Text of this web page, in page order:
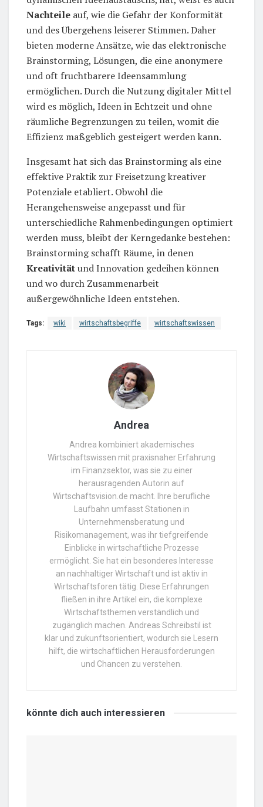
Nachteile auf, wie die Gefahr der Konformität
und des Übergehens leiserer Stimmen. Daher
bieten moderne Ansätze, wie das elektronische
Brainstorming, Lösungen, die eine anonymere
und oft fruchtbarere Ideensammlung
ermöglichen. Durch die Nutzung digitaler Mittel
wird es möglich, Ideen in Echtzeit und ohne
räumliche Begrenzungen zu teilen, womit die
Effizienz maßgeblich gesteigert werden kann.
Insgesamt hat sich das Brainstorming als eine
effektive Praktik zur Freisetzung kreativer
Potenziale etabliert. Obwohl die
Herangehensweise angepasst und für
unterschiedliche Rahmenbedingungen optimiert
werden muss, bleibt der Kerngedanke bestehen:
Brainstorming schafft Räume, in denen
Kreativitätund Innovation gedeihen können
und wo durch Zusammenarbeit
außergewöhnliche Ideen entstehen.
Tags: wiki wirtschaftsbegriffe wirtschaftswissen
Andrea
Andrea kombiniert akademisches
Wirtschaftswissen mit praxisnaher Erfahrung
im Finanzsektor, was sie zu einer
herausragenden Autorin auf
Wirtschaftsvision.de macht. Ihre berufliche
Laufbahn umfasst Stationen in
Unternehmensberatung und
Risikomanagement, was ihr tiefgreifende
Einblicke in wirtschaftliche Prozesse
ermöglicht. Sie hat ein besonderes Interesse
an nachhaltiger Wirtschaft und ist aktiv in
Wirtschaftsforen tätig. Diese Erfahrungen
fließen in ihre Artikel ein, die komplexe
Wirtschaftsthemen verständlich und
zugänglich machen. Andreas Schreibstil ist
klar und zukunftsorientiert, wodurch sie Lesern
hilft, die wirtschaftlichen Herausforderungen
und Chancen zu verstehen.
könnte dich auch interessieren